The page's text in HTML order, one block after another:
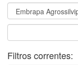
Filtros correntes: